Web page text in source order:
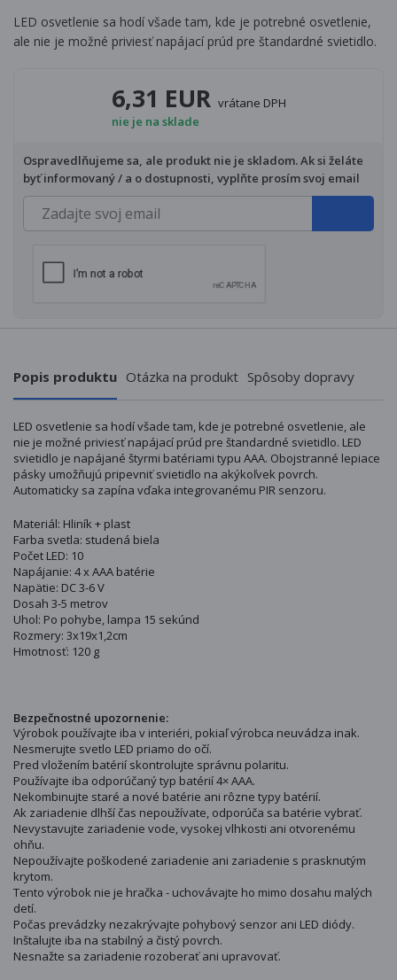
LED osvetlenie sa hodí všade tam, kde je potrebné osvetlenie,
ale nie je možné priviesť napájací prúd pre štandardné svietidlo.
6,31 EUR vrátane DPH
nie je na sklade
Ospravedlňujeme sa, ale produkt nie je skladom. Ak si želáte
byť informovaný / a o dostupnosti, vyplňte prosím svoj email
Popis produktu Otázka na produkt Spôsoby dopravy
LED osvetlenie sa hodí všade tam, kde je potrebné osvetlenie, ale
nie je možné priviesť napájací prúd pre štandardné svietidlo. LED
svietidlo je napájané štyrmi batériami typu AAA. Obojstranné lepiace
pásky umožňujú pripevniť svietidlo na akýkoľvek povrch.
Automaticky sa zapína vďaka integrovanému PIR senzoru.
Materiál: Hliník + plast
Farba svetla: studená biela
Počet LED: 10
Napájanie: 4 x AAA batérie
Napätie: DC 3-6 V
Dosah 3-5 metrov
Uhol: Po pohybe, lampa 15 sekúnd
Rozmery: 3x19x1,2cm
Hmotnosť: 120 g
Bezpečnostné upozornenie:
Výrobok používajte iba v interiéri, pokiaľ výrobca neuvádza inak.
Nesmerujte svetlo LED priamo do očí.
Pred vložením batérií skontrolujte správnu polaritu.
Používajte iba odporúčaný typ batérií 4× AAA.
Nekombinujte staré a nové batérie ani rôzne typy batérií.
Ak zariadenie dlhší čas nepoužívate, odporúča sa batérie vybrať.
Nevystavujte zariadenie vode, vysokej vlhkosti ani otvorenému
ohňu.
Nepoužívajte poškodené zariadenie ani zariadenie s prasknutým
krytom.
Tento výrobok nie je hračka - uchovávajte ho mimo dosahu malých
detí.
Počas prevádzky nezakrývajte pohybový senzor ani LED diódy.
Inštalujte iba na stabilný a čistý povrch.
Nesnažte sa zariadenie rozoberať ani upravovať.